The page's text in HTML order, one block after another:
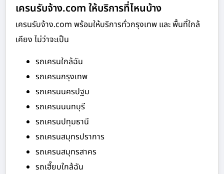
เครนรับจ้าง.com ให้บริการที่ไหนบ้าง
เครนรับจ้าง.com พร้อมให้บริการทั่วกรุงเทพ และ พื้นที่ใกล้
เคียง ไม่ว่าจะเป็น
รถเครนใกล้ฉัน
รถเครนกรุงเทพ
รถเครนนครปฐม
รถเครนนนทบุรี
รถเครนปทุมธานี
รถเครนสมุทรปราการ
รถเครนสมุทรสาคร
รถเฮี๊ยบใกล้ฉัน